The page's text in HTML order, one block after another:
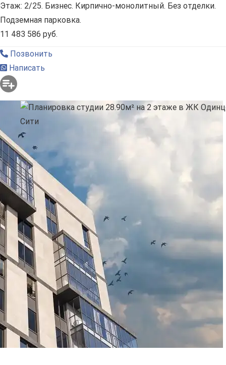
Этаж: 2/25. Бизнес. Кирпично-монолитный. Без отделки.
Подземная парковка.
11 483 586 руб.
Позвонить
Написать